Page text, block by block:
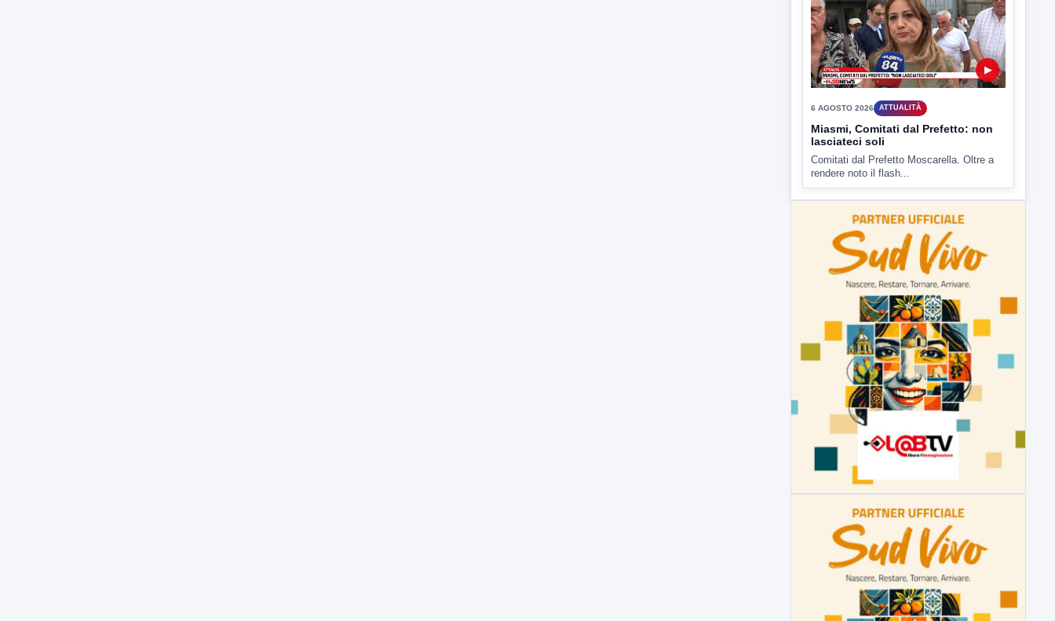
▶
6 AGOSTO 2026 CRONACA
"Sistema Caprio", Procura S.Maria
CV chiede rinvio a giudizio per 54
La Procura della Repubblica di Santa
6 AGOSTO 2026 ATTUALITÀ
Miasmi, Comitati dal Prefetto: non
lasciateci soli
Comitati dal Prefetto Moscarella. Oltre a
rendere noto il flash...